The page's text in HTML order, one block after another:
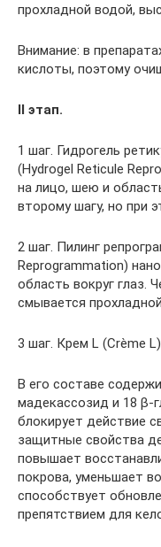
прохладной водой,
Внимание: в
кислоты, поэтому
II этап.
1 шаг. Гидрогель
(Hydrogel Reticule
на лицо, шею и
второму шагу, но при
2 шаг. Пилинг
Reprogrammation)
область вокруг глаз.
смывается
3 шаг. Крем L (Crème
В его составе
мадекассозид и 18 β-
блокирует действие
защитные свойства
повышает
покрова, уменьшает
способствует
препятствием для